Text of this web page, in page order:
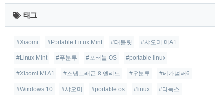
근
글 태그
#Xiaomi #Portable Linux Mint #태블릿 #샤오미 미A1
#Linux Mint #푸분투 #포터블 OS #portable linux
#Xiaomi Mi A1 #스냅드래곤 8 엘리트 #우분투 #베가넘버6
#Windows 10 #샤오미 #portable os #linux #리눅스